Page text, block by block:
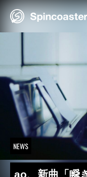
Skip
NEWS
ao、新曲「瞬